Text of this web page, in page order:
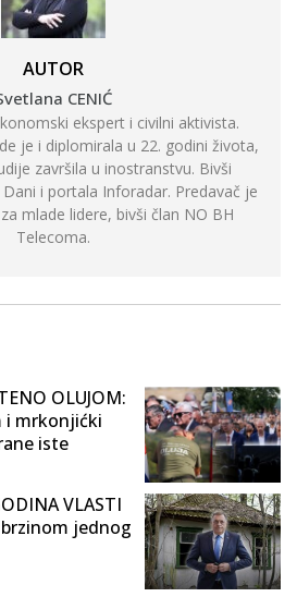
AUTOR
CENIĆ
ekspert i civilni aktivista.
je i diplomirala u 22. godini života,
završila u inostranstvu. Bivši
i portala Inforadar. Predavač je
mlade lidere, bivši član NO BH
Telecoma.
OLUJOM:
i mrkonjićki
iste
VLASTI
brzinom jednog